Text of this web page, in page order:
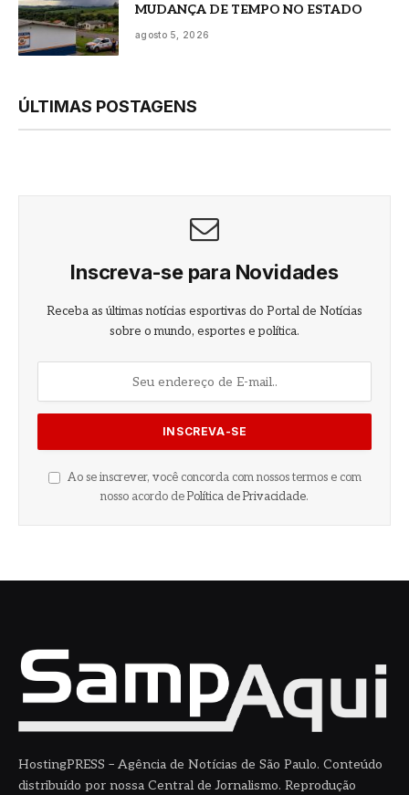
MUDANÇA DE TEMPO NO ESTADO
agosto 5, 2026
ÚLTIMAS POSTAGENS
Inscreva-se para Novidades
Receba as últimas notícias esportivas do Portal de Notícias
sobre o mundo, esportes e política.
Ao se inscrever, você concorda com nossos termos e com
nosso acordo de Política de Privacidade.
HostingPRESS – Agência de Notícias de São Paulo. Conteúdo
distribuído por nossa Central de Jornalismo. Reprodução